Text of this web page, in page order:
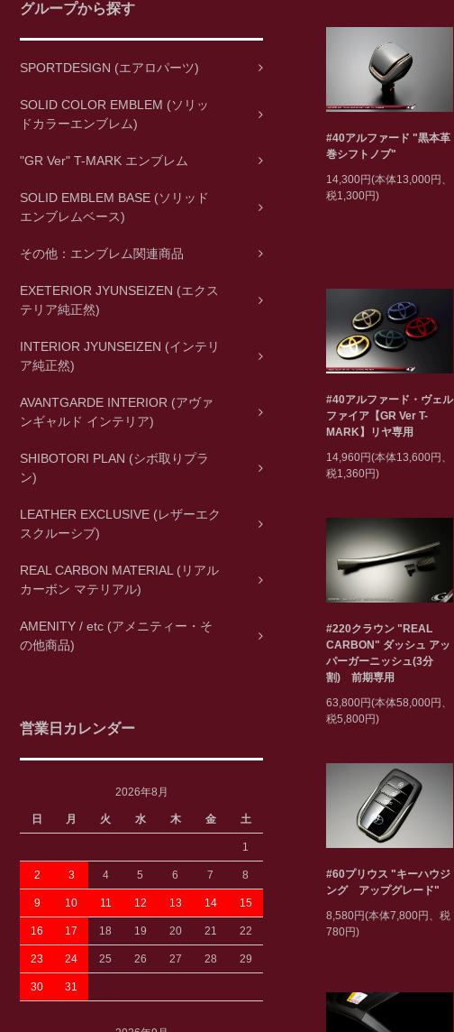
グループから探す
SPORTDESIGN (エアロパーツ)
SOLID COLOR EMBLEM (ソリッ
ドカラーエンブレム)
"GR Ver" T-MARK エンブレム
SOLID EMBLEM BASE (ソリッド
エンブレムベース)
その他：エンブレム関連商品
EXETERIOR JYUNSEIZEN (エクス
テリア純正然)
INTERIOR JYUNSEIZEN (インテリ
ア純正然)
AVANTGARDE INTERIOR (アヴァ
ンギャルド インテリア)
SHIBOTORI PLAN (シボ取りプラ
ン)
LEATHER EXCLUSIVE (レザーエク
スクルーシブ)
REAL CARBON MATERIAL (リアル
カーボン マテリアル)
AMENITY / etc (アメニティー・そ
の他商品)
営業日カレンダー
2026年8月
日 月 火 水 木 金 土
1
2 3 4 5 6 7 8
9 10 11 12 13 14 15
16 17 18 19 20 21 22
23 24 25 26 27 28 29
30 31
#40アルファード "黒本革
巻シフトノブ"
14,300円(本体13,000円、
税1,300円)
#40アルファード・ヴェル
ファイア【GR Ver T-
MARK】リヤ専用
14,960円(本体13,600円、
税1,360円)
#220クラウン "REAL
CARBON" ダッシュ アッ
パーガーニッシュ(3分
割) 前期専用
63,800円(本体58,000円、
税5,800円)
#60プリウス "キーハウジ
ング アップグレード"
8,580円(本体7,800円、税
780円)